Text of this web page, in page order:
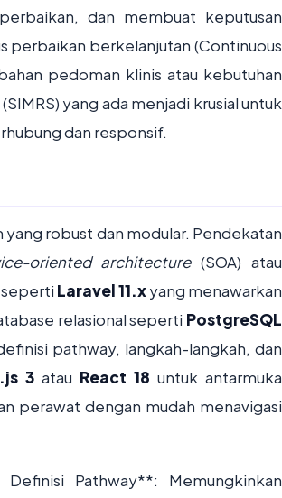
dan membuat keputusan
perbaikan berkelanjutan (Continuous
pedoman klinis atau kebutuhan
yang ada menjadi krusial untuk
dan responsif.
robust dan modular. Pendekatan
oriented architecture(SOA) atau
Laravel 11.xyang menawarkan
relasional seperti PostgreSQL
pathway, langkah-langkah, dan
3atau React 18 untuk antarmuka
perawat dengan mudah menavigasi
Pathway**: Memungkinkan